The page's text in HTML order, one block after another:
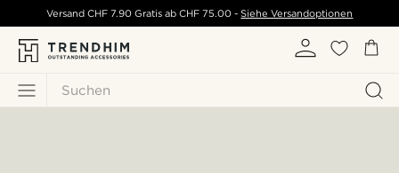
Suchen
Versand CHF 7.90 Gratis ab CHF 75.00 - Siehe Versandoptionen